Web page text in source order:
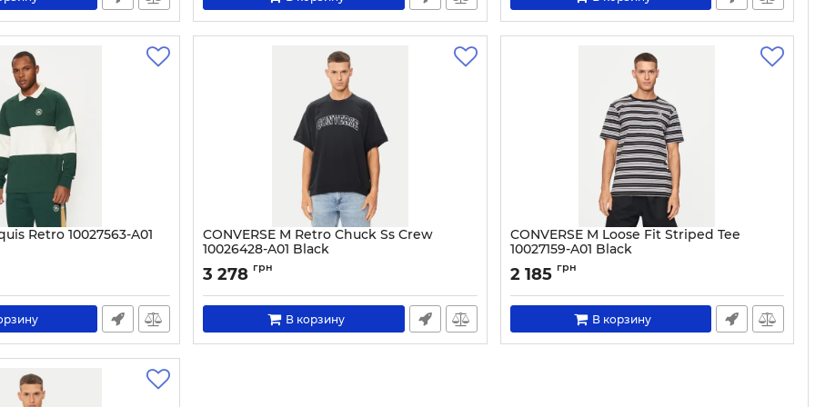
Retro 10027563-A01
M
CONVERSE M Retro Chuck Ss Crew
10026428-A01 Black
Артикул: 0000304113109-S
3 278 грн
В корзину
CONVERSE M Loose Fit Striped Tee
10027159-A01 Black
Артикул: 0000304113161-S
2 185 грн
В корзину